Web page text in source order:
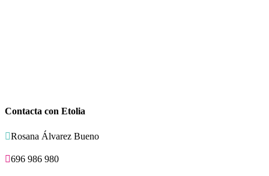
Contacta con Etolia
Rosana Álvarez Bueno
696 986 980